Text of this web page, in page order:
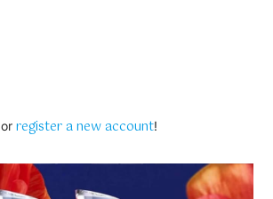
orregister a new account!